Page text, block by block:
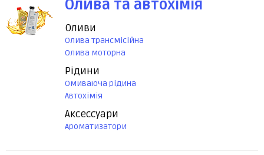
Олива та автохімія
Оливи
Олива трансмісійна
Олива моторна
Рідини
Омиваюча рідина
Автохімія
Аксессуари
Ароматизатори